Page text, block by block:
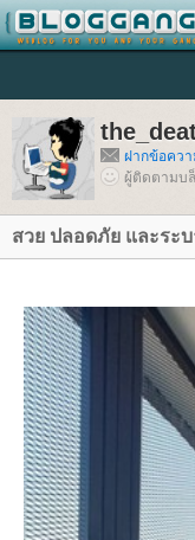
ฝากข้อคว
ผู้ติดตามบ
สวย ปลอดภัย และระ